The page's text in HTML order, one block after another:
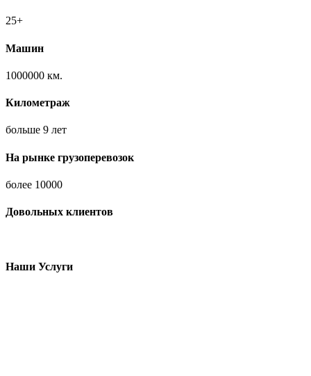
25+
Машин
1000000 км.
Километраж
больше 9 лет
На рынке грузоперевозок
более 10000
Довольных клиентов
Наши Услуги